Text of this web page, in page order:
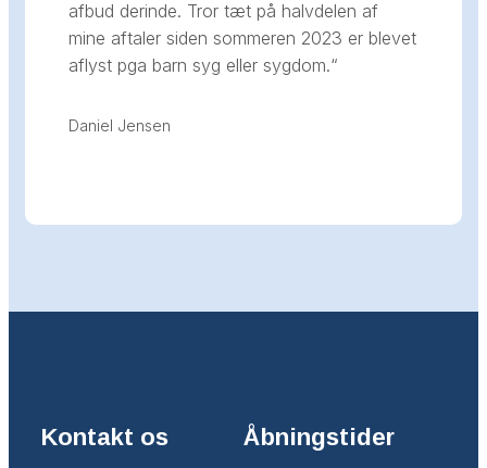
afbud derinde. Tror tæt på halvdelen af
mine aftaler siden sommeren 2023 er blevet
aflyst pga barn syg eller sygdom.“
Daniel Jensen
Åbningstider
Kontakt os